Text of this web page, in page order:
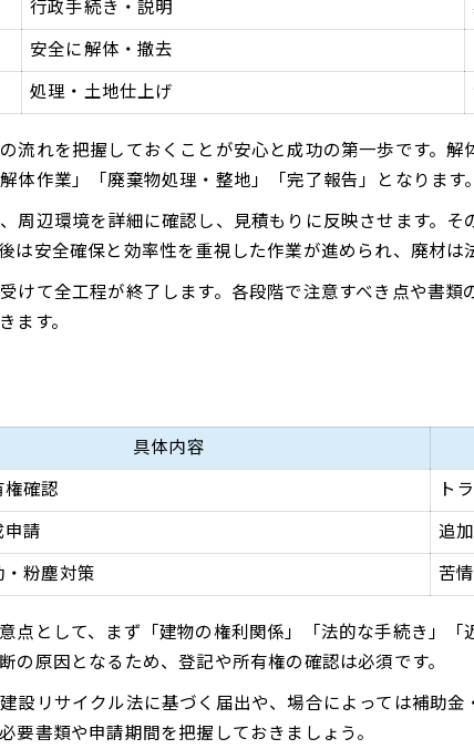
小田原市の解体業者選びで重視すべき点
解体コングなど比較サイトの活用法
見積もりから完了までの安心解体体験
解体工事見積もり比較のポイント早見表
見積もり時に確認したい解体内容とは
契約から工事完了までの流れを解説
追加費用が発生しやすいケースを紹介
解体完了後の手続きと報告までの流れ
補助金活用で賢く進める工事方法
補助金申請でよくある疑問と解決策
補助金対象外となるケースの特徴とは
解体で発生しやすいトラブルと対処法
近隣トラブルを防ぐためのコミュニケーショ
小田原市で知っておきたい解体の豆知識
行政手続き・説明
安全に解体・撤去
処理・土地仕上げ
れを把握しておくことが安心と成功の第一歩です。解
体作業」「廃棄物処理・整地」「完了報告」となります。
周辺環境を詳細に確認し、見積もりに反映させます。
安全確保と効率性を重視した作業が進められ、廃材は
けて全工程が終了します。各段階で注意すべき点や書
す。
具体内容
確認
ト
請
追
粉塵対策 苦
点として、まず「建物の権利関係」「法的な手続き」
原因となるため、登記や所有権の確認は必須です。
設リサイクル法に基づく届出や、場合によっては補助
書類や申請期間を把握しておきましょう。